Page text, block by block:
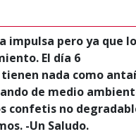
impulsa pero ya que
El día 6
nada como
de medio
confetis no
-Un Saludo.